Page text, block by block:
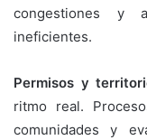
congestiones y
ineficientes.
Permisos y
ritmo real.
comunidades y